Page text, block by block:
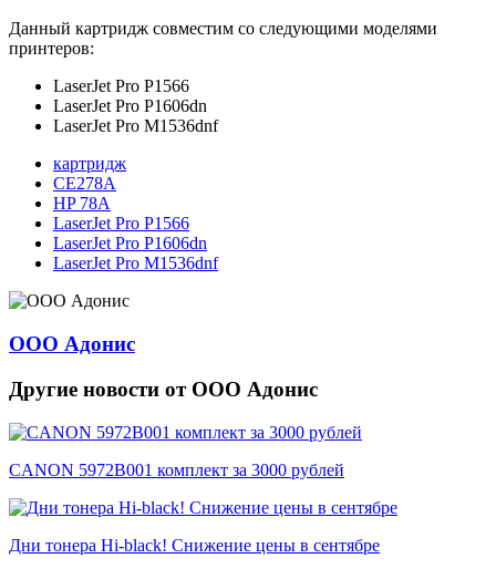
Данный картридж совместим со следующими моделями
принтеров:
LaserJet Pro P1566
LaserJet Pro P1606dn
LaserJet Pro M1536dnf
картридж
CE278A
HP 78A
LaserJet Pro P1566
LaserJet Pro P1606dn
LaserJet Pro M1536dnf
ООО Адонис
Другие новости от ООО Адонис
CANON 5972B001 комплект за 3000 рублей
Дни тонера Hi-black! Снижение цены в сентябре